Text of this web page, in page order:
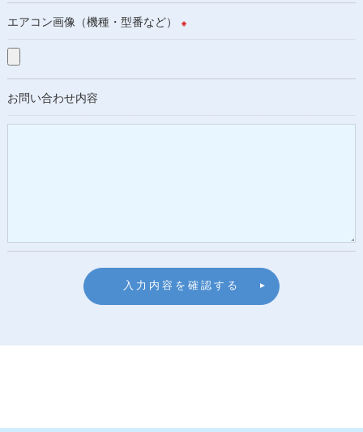
エアコン画像（機種・型番など） ※
お問い合わせ内容